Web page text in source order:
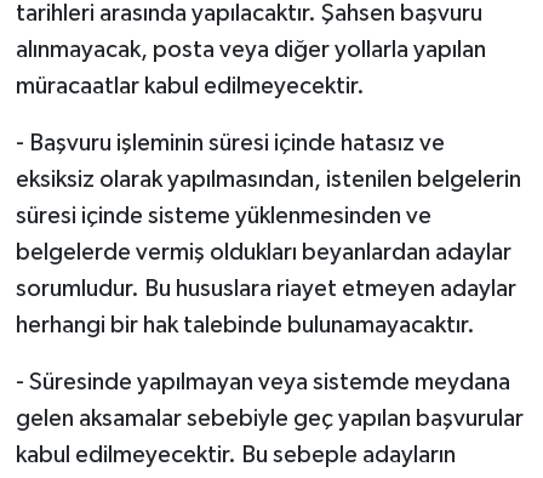
tarihleri arasında yapılacaktır. Şahsen başvuru
alınmayacak, posta veya diğer yollarla yapılan
müracaatlar kabul edilmeyecektir.
- Başvuru işleminin süresi içinde hatasız ve
eksiksiz olarak yapılmasından, istenilen belgelerin
süresi içinde sisteme yüklenmesinden ve
belgelerde vermiş oldukları beyanlardan adaylar
sorumludur. Bu hususlara riayet etmeyen adaylar
herhangi bir hak talebinde bulunamayacaktır.
- Süresinde yapılmayan veya sistemde meydana
gelen aksamalar sebebiyle geç yapılan başvurular
kabul edilmeyecektir. Bu sebeple adayların